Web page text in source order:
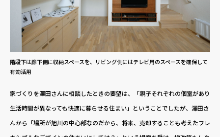
階段下は廊下側に収納スペースを、リビング側にはテレビ用のスペースを確保して
有効活用
家づくりを澤田さんに相談したときの要望は、「親子それぞれの個室があり
生活時間が異なっても快適に暮らせる住まい」ということでしたが、澤田さ
んから「場所が旭川の中心部なのだから、将来、売却することも考えたフレ